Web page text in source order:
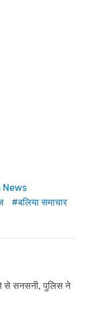
News
बलिया समाचार
से सनसनी, पुलिस ने